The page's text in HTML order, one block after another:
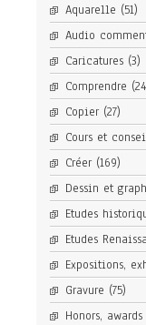
Aquarelle (51)
Audio
Caricatures (3)
Comprendre
Copier (27)
Cours et
Créer (169)
Dessin et
Etudes
Etudes
Expositions,
Gravure (75)
Honors,